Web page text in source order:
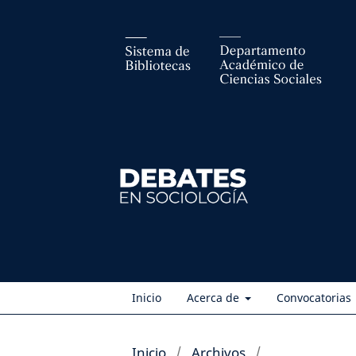
Inicio Acerca de Convocatorias